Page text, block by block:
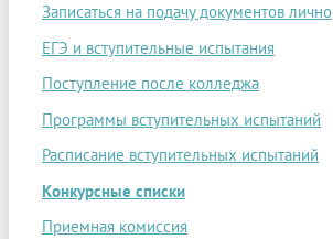
Записаться на подачу документов лично
ЕГЭ и вступительные испытания
Поступление после колледжа
Программы вступительных испытаний
Расписание вступительных испытаний
Конкурсные списки
Приемная комиссия